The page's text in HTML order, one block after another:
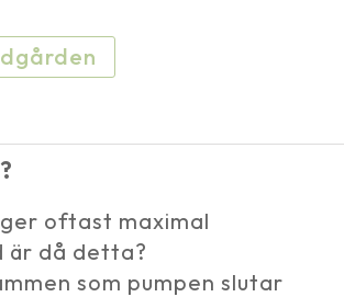
oftast maximal
är då detta?
som pumpen slutar